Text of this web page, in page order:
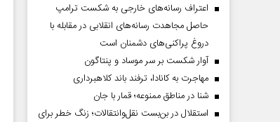
اعتراف رسانه‌های خارجی به شکست ترامپ
حاصل مجاهدت رسانه‌های انقلابی در مقابله با
دروغ پراکنی‌های دشمنان است
آوار شکست بر سر موساد و پنتاگون
مهاجرت به کانادا، ترفند باند کلاهبرداری
شنا در مناطق ممنوعه؛ قمار با جان
استقلال در بن‌بست نقل‌وانتقالات؛ زنگ خطر برای